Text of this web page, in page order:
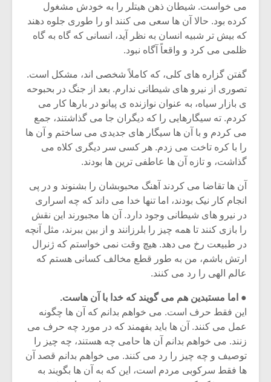
می خواست. شیطان ذهن هیتلر را به خودش مشغول
کرده بود. حالا آن ها سعی می کنند او را طوری جلوه دهند
که بیش تر شبیه انسان به نظر آید، انسانی که گاه به گاه
ظلمی می کرد و واقعاً آگاه نبود.
گفتن گزاره های کلی، که کاملاً شخصی اند، مشکل است.
تصوری از نیرو های شیطانی ندارم. بعد از جنگ در بحبوحه
ی بازار سیاه، به عنوان نوازنده ی پیانو در بارها کار می
کردم. ته سیگارهایی را که دیگران جا می گذاشتند، جمع
می کردم و با آن ها سیگار های جدیدی می ساختم و آن ها
را با کره تاخت می زدم. هر کسی سر دیگری کلاه می
گذاشت، و تازه آن ها عاطفی ترین ها بودند.
آن ها تقاضا می کردند آهنگ محبوبشان را بشنوند و در پی
انجام کار نیک بودند، اما تنها خدا می داند که چه اسراری
در نیرو های شیطانی وجود دارد. آن ها مجبورند این نقش
را بازی کنند تا همه چیز را بلرزانند و از بین ببرند، مثل آنچه
در طبیعت رخ می دهد. هیچ وقت نمی خواستم که ژنرال
ارتش باشم، من به طور قطع مخالف کسانی هستم که
عالم الهی را رد می کنند.
● اما مستبدین هم می گویند که خدا با آن هاست.
این فقط حرف است. می خواهم بدانم که آن ها چگونه
عمل می کنند. آن ها باید بفهمند که در مورد چه حرف می
زنند. می خواهم بدانم آن ها حامی چه هستند، چه چیز را
توصیف و چه چیز را رد می کنند. می خواهم بدانم قصد آن
ها فقط سرکوبی مردم است، این که به آن ها بگویند به